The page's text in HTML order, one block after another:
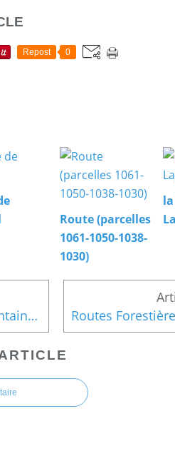
Repost 0
Route (parcelles
1061-1050-1038-
1030)
carrefour_Laie de la Fontaine Saint-Laurent_Route Tortue